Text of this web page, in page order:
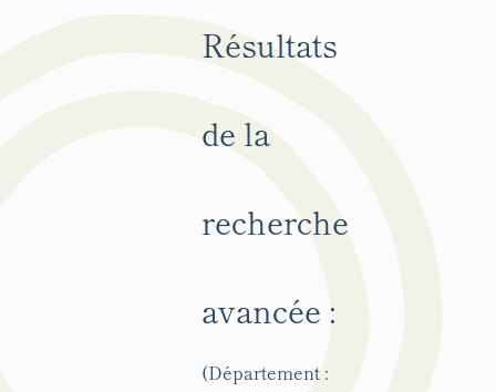
Résultats
de la
recherche
avancée :
(Département :